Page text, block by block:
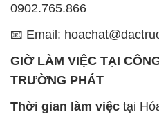
0902.765.866
📧 Email:
GIỜ LÀM VIỆC TẠI
TRƯỜNG PHÁT
Thời gian làm việc tại